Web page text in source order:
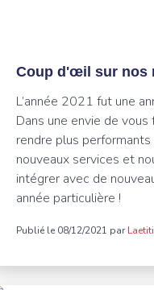
Coup d'œil sur nos
L’année 2021 fut une
Dans une envie de
rendre plus
nouveaux services et
intégrer avec de
année particulière !
Publié le 08/12/2021 par